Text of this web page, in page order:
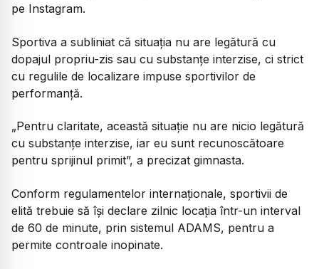
pe Instagram.
Sportiva a subliniat că situația nu are legătură cu
dopajul propriu-zis sau cu substanțe interzise, ci strict
cu regulile de localizare impuse sportivilor de
performanță.
„Pentru claritate, această situație nu are nicio legătură
cu substanțe interzise, iar eu sunt recunoscătoare
pentru sprijinul primit”, a precizat gimnasta.
Conform regulamentelor internaționale, sportivii de
elită trebuie să își declare zilnic locația într-un interval
de 60 de minute, prin sistemul ADAMS, pentru a
permite controale inopinate.